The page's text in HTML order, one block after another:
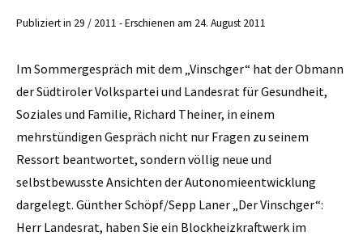
Publiziert in 29 / 2011 - Erschienen am 24. August 2011
Im Sommergespräch mit dem „Vinschger“ hat der Obmann
der Südtiroler Volkspartei und Landesrat für Gesundheit,
Soziales und Familie, Richard Theiner, in einem
mehrstündigen Gespräch nicht nur Fragen zu seinem
Ressort beantwortet, sondern völlig neue und
selbstbewusste Ansichten der ­Autonomieentwicklung
dargelegt. Günther Schöpf/Sepp Laner „Der Vinschger“:
Herr Landesrat, haben Sie ein Blockheizkraftwerk im